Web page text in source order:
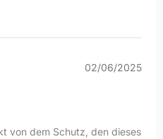
02/06/2025
von dem Schutz, den dieses